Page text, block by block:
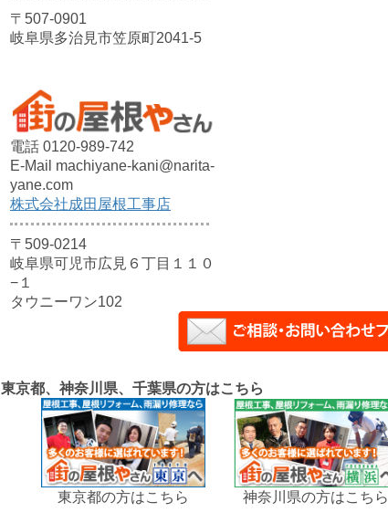
〒507-0901
岐阜県多治見市笠原町2041-5
電話 0120-989-742
E-Mail machiyane-kani@narita-
yane.com
株式会社成田屋根工事店
〒509-0214
岐阜県可児市広見６丁目１１０
−１
タウニーワン102
東京都、神奈川県、千葉県の方はこちら
東京都の方はこちら 神奈川県の方はこちら